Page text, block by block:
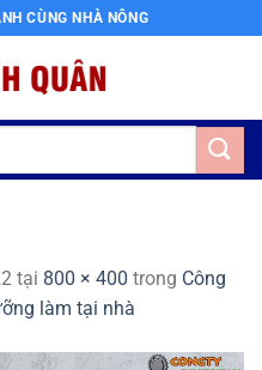
CÙNG NHÀ NÔNG
tại 800 × 400 trong Công
làm tại nhà